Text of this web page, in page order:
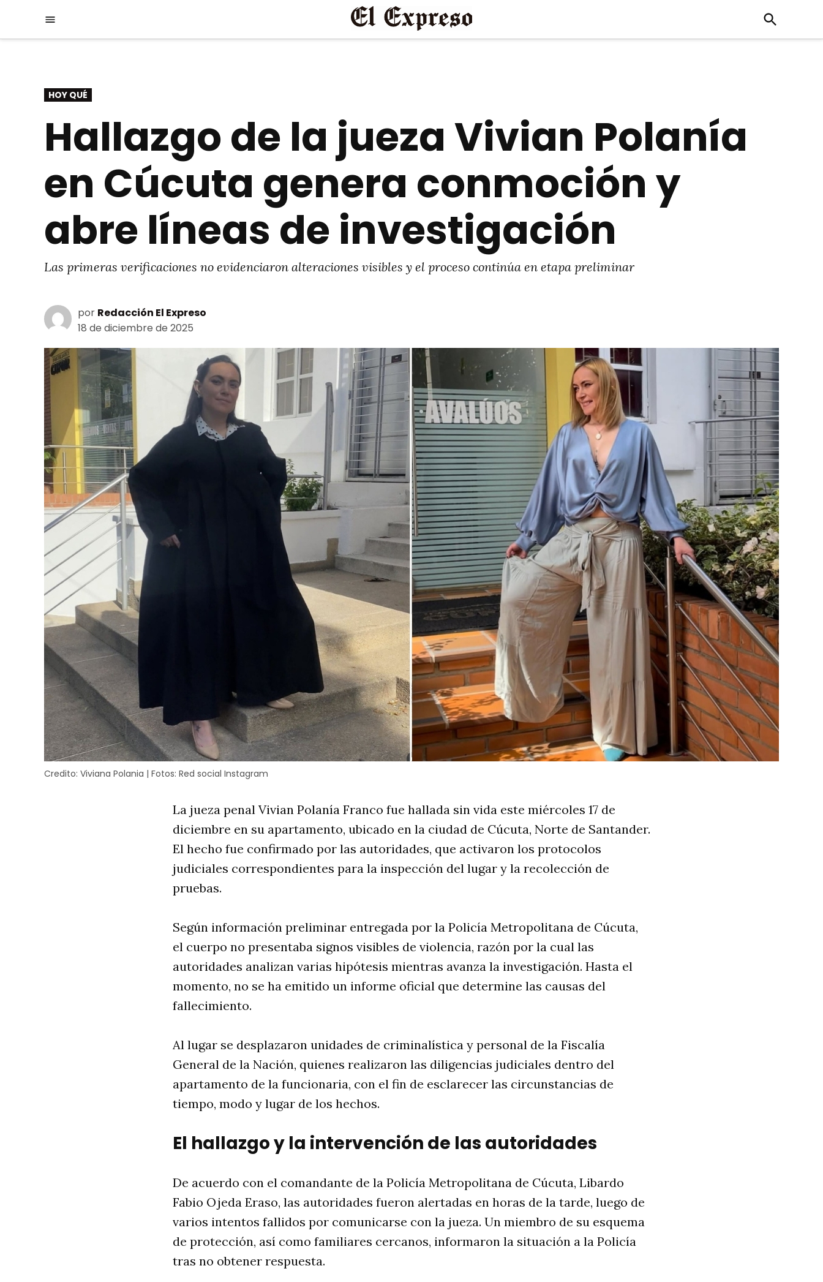
Menú
Open
Search
PUBLICADO
EN
HOY QUÉ
Hallazgo de la jueza Vivian Polanía
en Cúcuta genera conmoción y
abre líneas de investigación
Las primeras verificaciones no evidenciaron alteraciones visibles y el proceso continúa en etapa preliminar
por Redacción El Expreso
18 de diciembre de 2025
Credito: Viviana Polania | Fotos: Red social Instagram
La jueza penal Vivian Polanía Franco fue hallada sin vida este miércoles 17 de
diciembre en su apartamento, ubicado en la ciudad de Cúcuta, Norte de Santander.
El hecho fue confirmado por las autoridades, que activaron los protocolos
judiciales correspondientes para la inspección del lugar y la recolección de
pruebas.
Según información preliminar entregada por la Policía Metropolitana de Cúcuta,
el cuerpo no presentaba signos visibles de violencia, razón por la cual las
autoridades analizan varias hipótesis mientras avanza la investigación. Hasta el
momento, no se ha emitido un informe oficial que determine las causas del
fallecimiento.
Al lugar se desplazaron unidades de criminalística y personal de la Fiscalía
General de la Nación, quienes realizaron las diligencias judiciales dentro del
apartamento de la funcionaria, con el fin de esclarecer las circunstancias de
tiempo, modo y lugar de los hechos.
El hallazgo y la intervención de las autoridades
De acuerdo con el comandante de la Policía Metropolitana de Cúcuta, Libardo
Fabio Ojeda Eraso, las autoridades fueron alertadas en horas de la tarde, luego de
varios intentos fallidos por comunicarse con la jueza. Un miembro de su esquema
de protección, así como familiares cercanos, informaron la situación a la Policía
tras no obtener respuesta.